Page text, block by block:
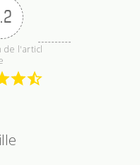
de l'articl